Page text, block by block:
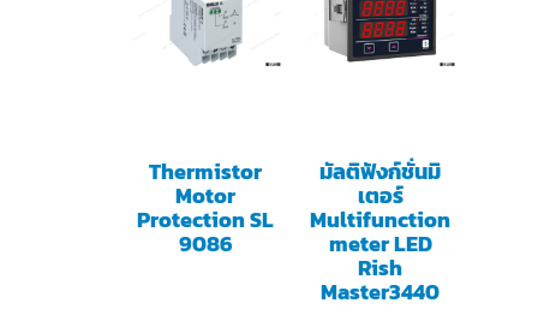
Thermistor
Motor
Protection SL
9086
มัลติฟังก์ชั่นมิ
เตอร์
Multifunction
meter LED
Rish
Master3440